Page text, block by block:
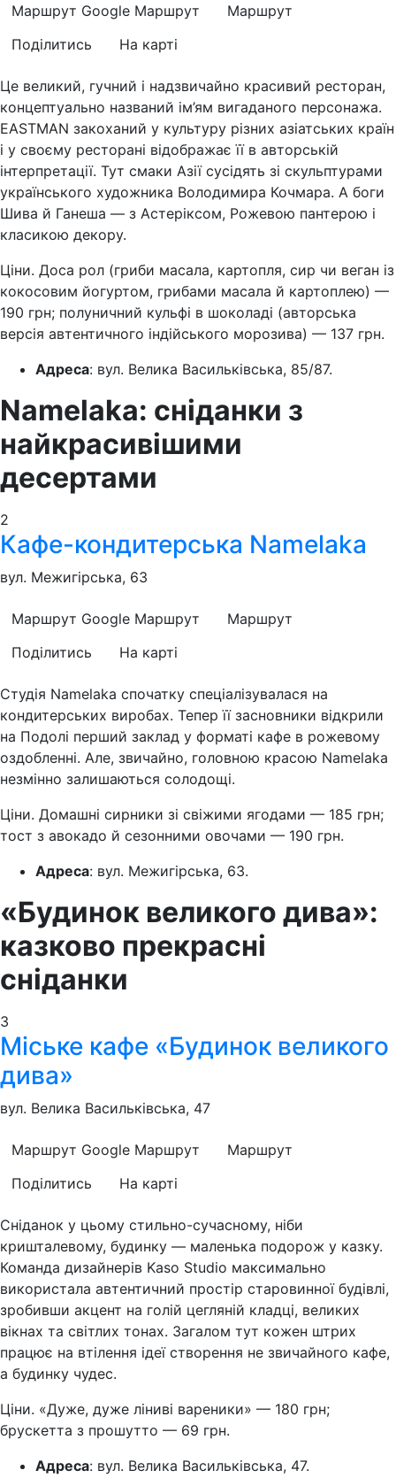
Маршрут Google Маршрут
Маршрут
Поділитись
На карті
Це великий, гучний і надзвичайно красивий ресторан,
концептуально названий ім’ям вигаданого персонажа.
EASTMAN закоханий у культуру різних азіатських країн
і у своєму ресторані відображає її в авторській
інтерпретації. Тут смаки Азії сусідять зі скульптурами
українського художника Володимира Кочмара. А боги
Шива й Ганеша — з Астеріксом, Рожевою пантерою і
класикою декору.
Ціни. Доса рол (гриби масала, картопля, сир чи веган із
кокосовим йогуртом, грибами масала й картоплею) —
190 грн; полуничний кульфі в шоколаді (авторська
версія автентичного індійського морозива) — 137 грн.
Адреса: вул. Велика Васильківська, 85/87.
Namelaka: сніданки з
найкрасивішими
десертами
2
Кафе-кондитерська Namelaka
вул. Межигірська, 63
Маршрут Google Маршрут
Маршрут
Поділитись
На карті
Студія Namelaka спочатку спеціалізувалася на
кондитерських виробах. Тепер її засновники відкрили
на Подолі перший заклад у форматі кафе в рожевому
оздобленні. Але, звичайно, головною красою Namelaka
незмінно залишаються солодощі.
Ціни. Домашні сирники зі свіжими ягодами — 185 грн;
тост з авокадо й сезонними овочами — 190 грн.
Адреса: вул. Межигірська, 63.
«Будинок великого дива»:
казково прекрасні
сніданки
3
Міське кафе «Будинок великого
дива»
вул. Велика Васильківська, 47
Маршрут Google Маршрут
Маршрут
Поділитись
На карті
Сніданок у цьому стильно-сучасному, ніби
кришталевому, будинку — маленька подорож у казку.
Команда дизайнерів Kaso Studio максимально
використала автентичний простір старовинної будівлі,
зробивши акцент на голій цегляній кладці, великих
вікнах та світлих тонах. Загалом тут кожен штрих
працює на втілення ідеї створення не звичайного кафе,
а будинку чудес.
Ціни. «Дуже, дуже ліниві вареники» — 180 грн;
брускетта з прошутто — 69 грн.
Адреса: вул. Велика Васильківська, 47.